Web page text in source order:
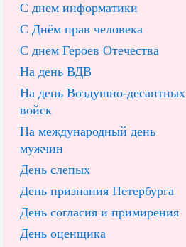
С днем информатики
С Днём прав человека
С днем Героев Отечества
На день ВДВ
На день Воздушно-десантных
войск
На международный день
мужчин
День слепых
День признания Петербурга
День согласия и примирения
День оценщика